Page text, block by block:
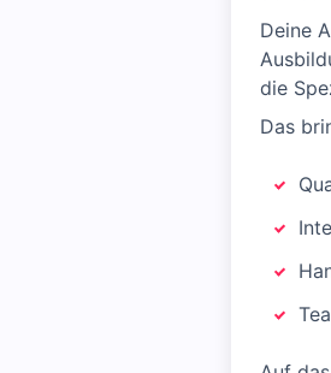
Deine
die
Das